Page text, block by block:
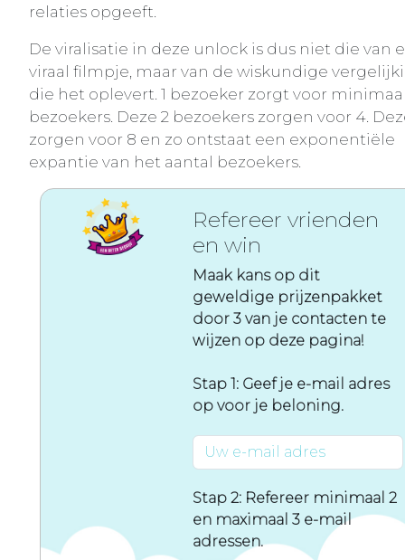
relaties opgeeft.
De viralisatie in deze unlock is dus niet die van
viraal filmpje, maar van de wiskundige
die het oplevert. 1 bezoeker zorgt voor
bezoekers. Deze 2 bezoekers zorgen voor 4.
zorgen voor 8 en zo ontstaat een exponentiële
expantie van het aantal bezoekers.
Refereer vrienden
en win
Maak kans op dit
geweldige prijzenpakket
door 3 van je contacten te
wijzen op deze pagina!
Stap 1: Geef je e-mail adres
op voor je beloning.
Stap 2: Refereer minimaal 2
en maximaal 3 e-mail
adressen.